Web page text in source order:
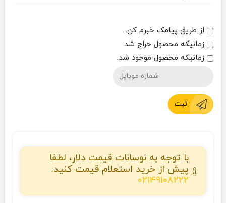
از طریق پیامک خبرم کن...
زمانیکه محصول حراج شد
زمانیکه محصول موجود شد.
ثبت
با توجه به نوسانات قیمت دلار، لطفا
پیش از خرید استعلام قیمت کنید.
02149108222